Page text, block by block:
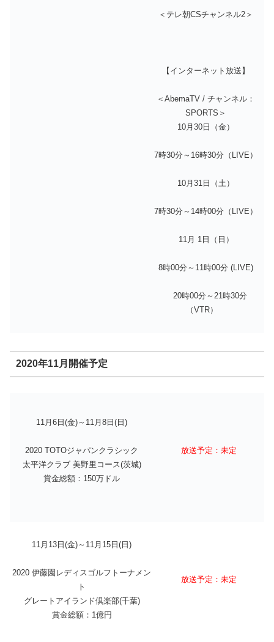
＜テレ朝CSチャンネル2＞
【インターネット放送】
＜AbemaTV / チャンネル：
SPORTS＞
10月30日（金）
7時30分～16時30分（LIVE）
10月31日（土）
7時30分～14時00分（LIVE）
11月 1日（日）
8時00分～11時00分 (LIVE)
20時00分～21時30分
（VTR）
2020年11月開催予定
11月6日(金)～11月8日(日)
2020 TOTOジャパンクラシック
太平洋クラブ 美野里コース(茨城)
賞金総額：150万ドル
放送予定：未定
11月13日(金)～11月15日(日)
2020 伊藤園レディスゴルフトーナメン
ト
グレートアイランド倶楽部(千葉)
賞金総額：1億円
放送予定：未定